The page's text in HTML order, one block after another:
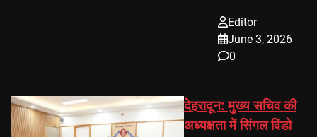
Editor
June 3, 2026
0
देहरादून: मुख्य सचिव की
अध्यक्षता में सिंगल विंडो